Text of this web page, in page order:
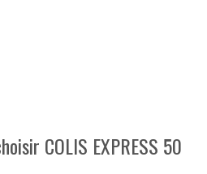
COLIS EXPRESS 50